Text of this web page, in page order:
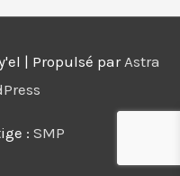
| Propulsé par Astra
: SMP